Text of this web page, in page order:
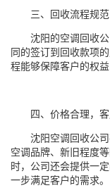
三、回收流程规
沈阳的空调回收
同的签订到回收款项
程能够保障客户的权
四、价格合理，
沈阳空调回收公
空调品牌、新旧程度
时，公司还会提供一
一步满足客户的需求。